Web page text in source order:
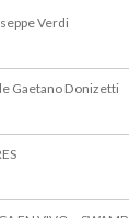
Verdi
Gaetano Donizetti